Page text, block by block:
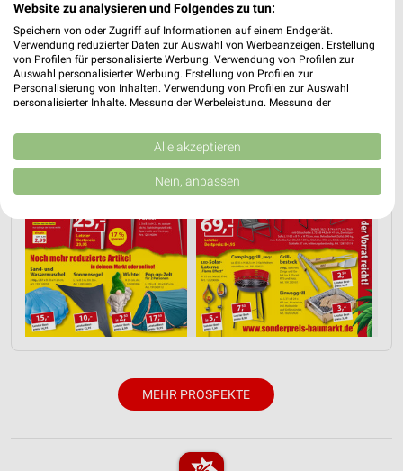
MEHR PROSPEKTE
Website zu analysieren und Folgendes zu tun:
Speichern von oder Zugriff auf Informationen auf einem Endgerät.
Verwendung reduzierter Daten zur Auswahl von Werbeanzeigen. Erstellung
von Profilen für personalisierte Werbung. Verwendung von Profilen zur
Auswahl personalisierter Werbung. Erstellung von Profilen zur
Personalisierung von Inhalten. Verwendung von Profilen zur Auswahl
personalisierter Inhalte. Messung der Werbeleistung. Messung der
Kombinationen von Daten aus verschiedenen Quellen. Entwicklung und
Verbesserung der Angebote. Verwendung reduzierter Daten zur Auswahl
von Inhalten.
Daten können außerhalb der Europäischen Union weitergegeben und in die
USA gesendet werden.
Website/App.
Partnerliste anzeigen (1 IAB-Anbieter)
Wir nutzen Ihre Daten für folgende Zwecke:
IAB-Verarbeitungszwecke:
Speichern von oder Zugriff auf Informationen
auf einem Endgerät
Werbeanzeigen
Alle akzeptieren
Nein, anpassen